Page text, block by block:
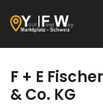
F + E
& Co. KG